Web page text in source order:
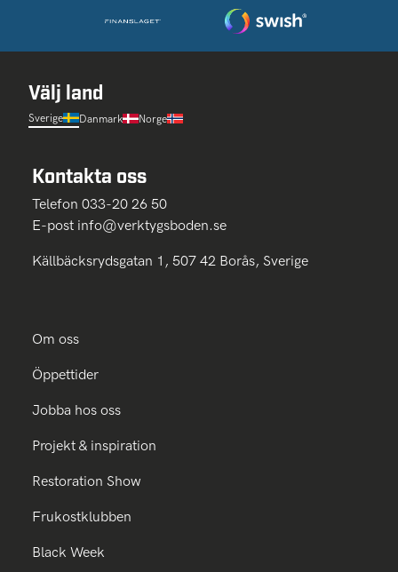
Välj land
Sverige Danmark Norge
Kontakta oss
Telefon 033-20 26 50
E-post info@verktygsboden.se
Källbäcksrydsgatan 1, 507 42 Borås, Sverige
Om oss
Öppettider
Jobba hos oss
Projekt & inspiration
Restoration Show
Frukostklubben
Black Week